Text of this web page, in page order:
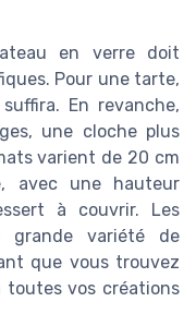
en verre doit
Pour une tarte,
En revanche,
une cloche plus
varient de 20 cm
avec une hauteur
à couvrir. Les
grande variété de
que vous trouvez
vos créations